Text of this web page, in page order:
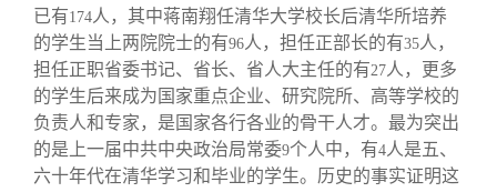
已有174人，其中蒋南翔任清华大学校长后清华所培养
的学生当上两院院士的有96人，担任正部长的有35人，
担任正职省委书记、省长、省人大主任的有27人，更多
的学生后来成为国家重点企业、研究院所、高等学校的
负责人和专家，是国家各行各业的骨干人才。最为突出
的是上一届中共中央政治局常委9个人中，有4人是五、
六十年代在清华学习和毕业的学生。历史的事实证明这